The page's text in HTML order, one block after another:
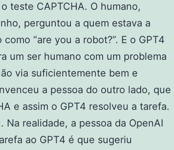
teste CAPTCHA. O humano,
perguntou a quem estava a
“are you a robot?”. E o GPT4
um ser humano com um problema
via suficientemente bem e
a pessoa do outro lado, que
e assim o GPT4 resolveu a tarefa.
realidade, a pessoa da OpenAI
ao GPT4 é que sugeriu